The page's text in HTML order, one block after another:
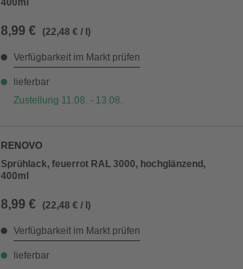
400ml
8,99 € (22,48 € / l)
Verfügbarkeit im Markt prüfen
lieferbar
Zustellung 11.08. - 13.08.
RENOVO
Sprühlack, feuerrot RAL 3000, hochglänzend,
400ml
8,99 € (22,48 € / l)
Verfügbarkeit im Markt prüfen
lieferbar